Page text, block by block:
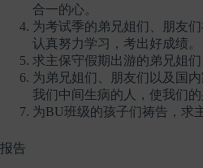
合一的心。
为考试季的弟兄姐们、朋友
认真努力学习，考出好成绩。
求主保守假期出游的弟兄姐们
为弟兄姐们、朋友们以及国
我们中间生病的人，使我们的
为BU班级的孩子们祷告，求
报告